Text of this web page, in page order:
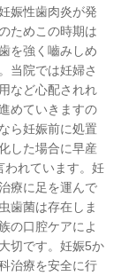
娠性歯肉炎が発
ためこの時期は
を強く嚙みしめ
当院では妊婦さ
など心配されれ
めていきますの
ら妊娠前に処置
した場合に早産
われています。妊
療に足を運んで
歯菌は存在しま
の口腔ケアによ
切です。妊娠5か
治療を安全に行